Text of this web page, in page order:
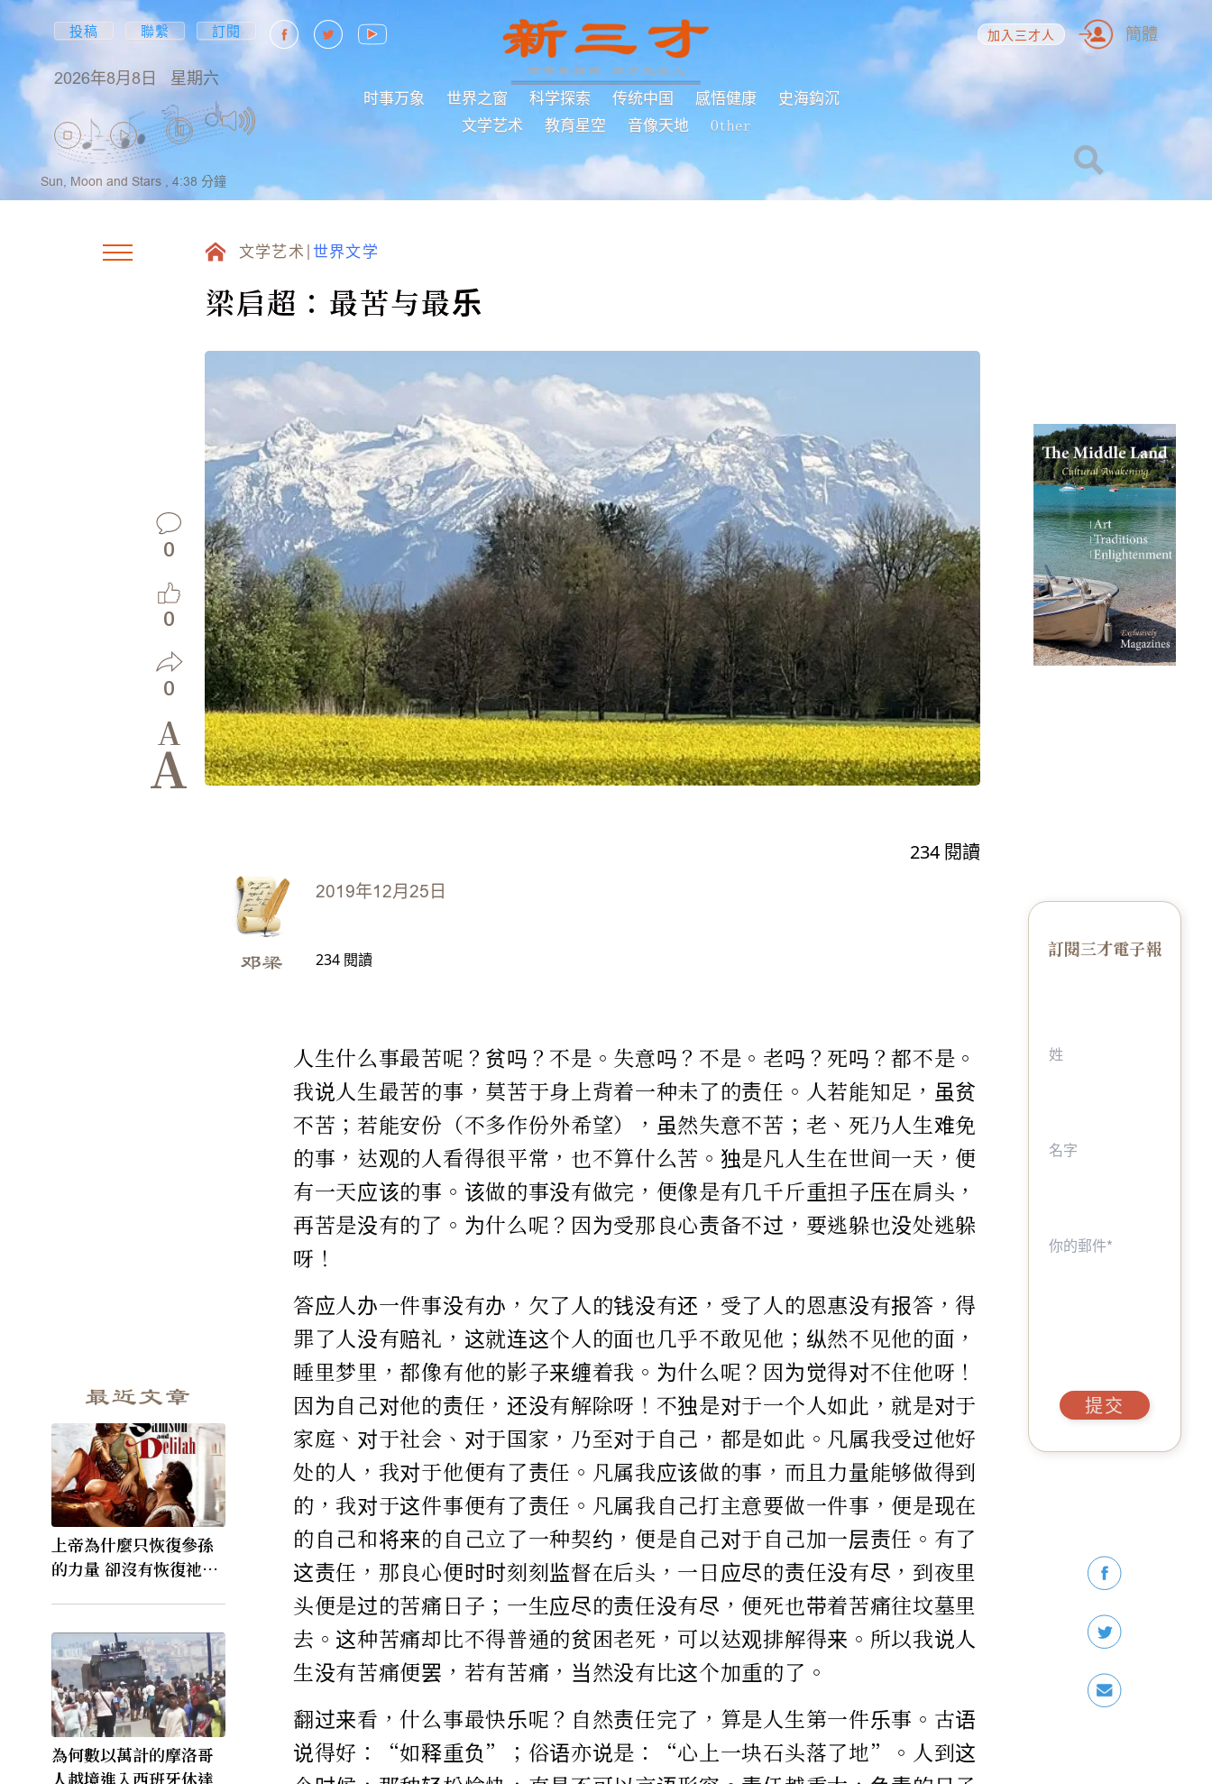
投稿 聯繫 訂閱
2026年8月8日 星期六
时事万象 世界之窗 科学探索 传统中国 感悟健康
史海鈎沉
文学艺术
教育星空 音像天地 Other
加入三才人 簡體
Sun, Moon and Stars , 4:38 分鐘
文学艺术 世界文学
梁启超：最苦与最乐
0
0
0
A
A
234 閱讀
最近文章
上帝為什麼只恢復參孫
的力量 卻沒有恢復祂的
為何數以萬計的摩洛哥
人越境進入西班牙休達
2019年12月25日
邓梁 234 閱讀
人生什么事最苦呢？贫吗？不是。失意吗？不是。老吗？死吗？都不是。
我说人生最苦的事，莫苦于身上背着一种未了的责任。人若能知足，虽贫
不苦；若能安份（不多作份外希望），虽然失意不苦；老、死乃人生难免
的事，达观的人看得很平常，也不算什么苦。独是凡人生在世间一天，便
有一天应该的事。该做的事没有做完，便像是有几千斤重担子压在肩头，
再苦是没有的了。为什么呢？因为受那良心责备不过，要逃躲也没处逃躲
呀！
答应人办一件事没有办，欠了人的钱没有还，受了人的恩惠没有报答，得
罪了人没有赔礼，这就连这个人的面也几乎不敢见他；纵然不见他的面，
睡里梦里，都像有他的影子来缠着我。为什么呢？因为觉得对不住他呀！
因为自己对他的责任，还没有解除呀！不独是对于一个人如此，就是对于
家庭、对于社会、对于国家，乃至对于自己，都是如此。凡属我受过他好
处的人，我对于他便有了责任。凡属我应该做的事，而且力量能够做得到
的，我对于这件事便有了责任。凡属我自己打主意要做一件事，便是现在
的自己和将来的自己立了一种契约，便是自己对于自己加一层责任。有了
这责任，那良心便时时刻刻监督在后头，一日应尽的责任没有尽，到夜里
头便是过的苦痛日子；一生应尽的责任没有尽，便死也带着苦痛往坟墓里
去。这种苦痛却比不得普通的贫困老死，可以达观排解得来。所以我说人
生没有苦痛便罢，若有苦痛，当然没有比这个加重的了。
翻过来看，什么事最快乐呢？自然责任完了，算是人生第一件乐事。古语
说得好：“如释重负”；俗语亦说是：“心上一块石头落了地”。人到这
訂閱三才電子報
提交